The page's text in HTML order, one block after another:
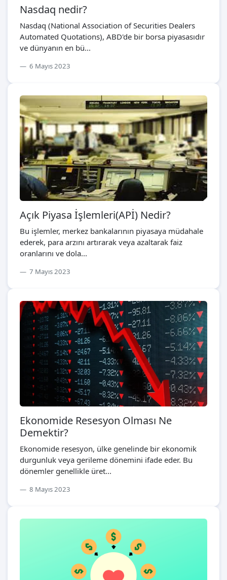
Nasdaq nedir?
Nasdaq (National Association of Securities Dealers
Automated Quotations), ABD'de bir borsa piyasasıdır
ve dünyanın en bü...
6 Mayıs 2023
Açık Piyasa İşlemleri(APİ) Nedir?
Bu işlemler, merkez bankalarının piyasaya müdahale
ederek, para arzını artırarak veya azaltarak faiz
oranlarını ve dola...
7 Mayıs 2023
Ekonomide Resesyon Olması Ne
Demektir?
Ekonomide resesyon, ülke genelinde bir ekonomik
durgunluk veya gerileme dönemini ifade eder. Bu
dönemler genellikle üret...
8 Mayıs 2023